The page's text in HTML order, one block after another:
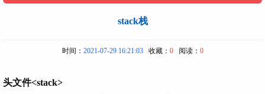
stack栈
时间： 2021-07-29 16:21:03收藏： 0阅读： 0
头文件<stack>